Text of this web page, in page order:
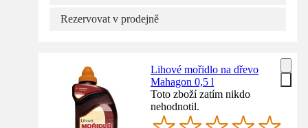
Rezervovat v prodejně
Lihové mořidlo na dřevo
Mahagon 0,5 l
Toto zboží zatím nikdo
nehodnotil.